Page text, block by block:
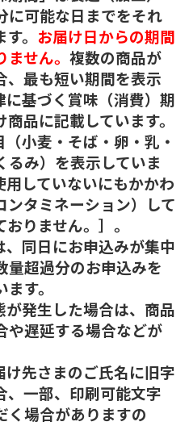
に可能な日までをそれ
。 お届け日からの期間
せん。 複数の商品が
、最も短い期間を表示
に基づく賞味（消費）期
品に記載しています。
小麦・そば・卵・乳・
み）を表示していま
していないにもかかわ
ンタミネーション）して
りません。］。
同日にお申込みが集中
量超過分のお申込みを
す。
発生した場合は、商品
や遅延する場合などが
先さまのご氏名に旧字
、一部、印刷可能文字
く場合がありますの